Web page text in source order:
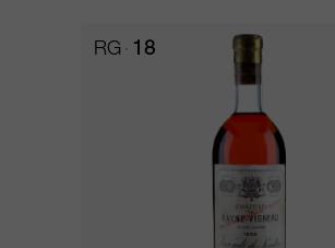
RG 18